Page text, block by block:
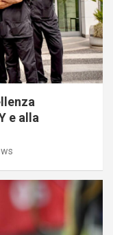
e alla